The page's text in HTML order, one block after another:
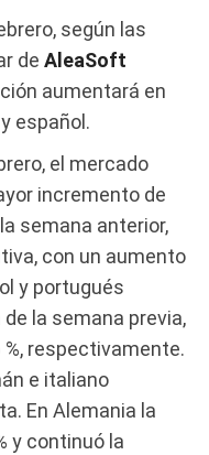
según las
de AleaSoft
aumentará en
español.
el mercado
incremento de
semana anterior,
con un aumento
y portugués
la semana previa,
%, respectivamente.
e italiano
En Alemania la
y continuó la